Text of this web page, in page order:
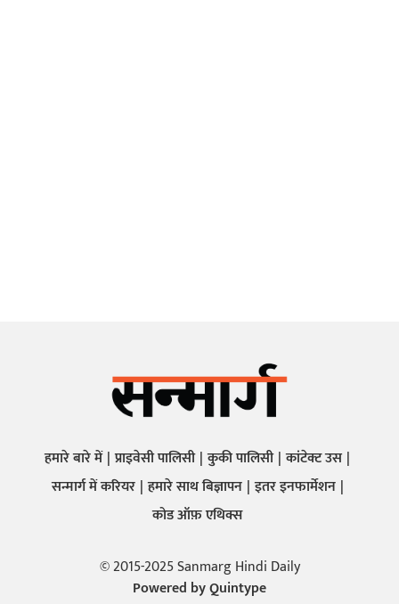
हमारे बारे में प्राइवेसी पालिसी कुकी पालिसी कांटेक्ट उस
सन्मार्ग में करियर हमारे साथ बिज्ञापन इतर इनफार्मेशन
कोड ऑफ़ एथिक्स
© 2015-2025 Sanmarg Hindi Daily
Powered byQuintype